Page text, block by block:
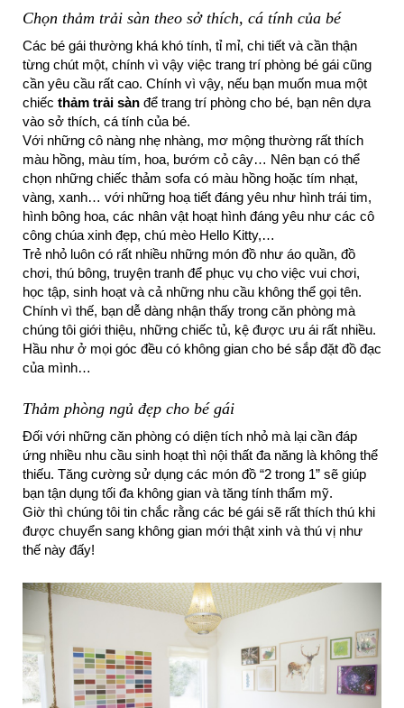
Chọn thảm trải sàn theo sở thích, cá tính của bé
Các bé gái thường khá khó tính, tỉ mỉ, chi tiết và cần thận
từng chút một, chính vì vậy việc trang trí phòng bé gái cũng
cần yêu cầu rất cao. Chính vì vậy, nếu bạn muốn mua một
chiếc thảm trải sàn để trang trí phòng cho bé, bạn nên dựa
vào sở thích, cá tính của bé.
Với những cô nàng nhẹ nhàng, mơ mộng thường rất thích
màu hồng, màu tím, hoa, bướm cỏ cây… Nên bạn có thể
chọn những chiếc thảm sofa có màu hồng hoặc tím nhạt,
vàng, xanh… với những hoạ tiết đáng yêu như hình trái tim,
hình bông hoa, các nhân vật hoạt hình đáng yêu như các cô
công chúa xinh đẹp, chú mèo Hello Kitty,…
Trẻ nhỏ luôn có rất nhiều những món đồ như áo quần, đồ
chơi, thú bông, truyện tranh để phục vụ cho việc vui chơi,
học tập, sinh hoạt và cả những nhu cầu không thể gọi tên.
Chính vì thế, bạn dễ dàng nhận thấy trong căn phòng mà
chúng tôi giới thiệu, những chiếc tủ, kệ được ưu ái rất nhiều.
Hầu như ở mọi góc đều có không gian cho bé sắp đặt đồ đạc
của mình…
Thảm phòng ngủ đẹp cho bé gái
Đối với những căn phòng có diện tích nhỏ mà lại cần đáp
ứng nhiều nhu cầu sinh hoạt thì nội thất đa năng là không thể
thiếu. Tăng cường sử dụng các món đồ “2 trong 1” sẽ giúp
bạn tận dụng tối đa không gian và tăng tính thẩm mỹ.
Giờ thì chúng tôi tin chắc rằng các bé gái sẽ rất thích thú khi
được chuyển sang không gian mới thật xinh và thú vị như
thế này đấy!